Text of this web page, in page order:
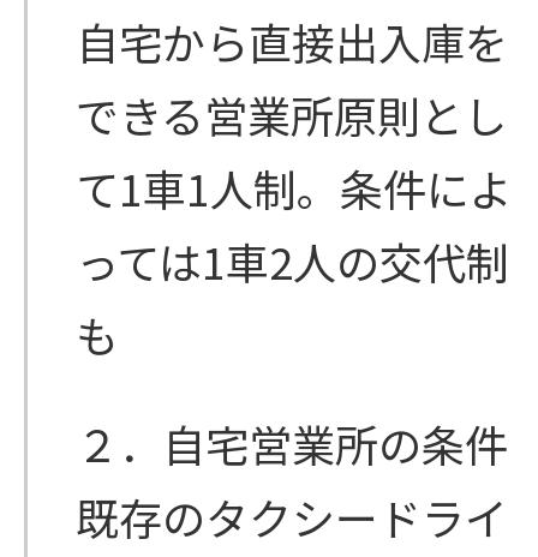
自宅から直接出入庫を
できる営業所原則とし
て1車1人制。条件によ
っては1車2人の交代制
も
２．自宅営業所の条件
既存のタクシードライ